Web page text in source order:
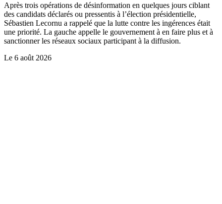
Après trois opérations de désinformation en quelques jours ciblant
des candidats déclarés ou pressentis à l’élection présidentielle,
Sébastien Lecornu a rappelé que la lutte contre les ingérences était
une priorité. La gauche appelle le gouvernement à en faire plus et à
sanctionner les réseaux sociaux participant à la diffusion.
Le 6 août 2026